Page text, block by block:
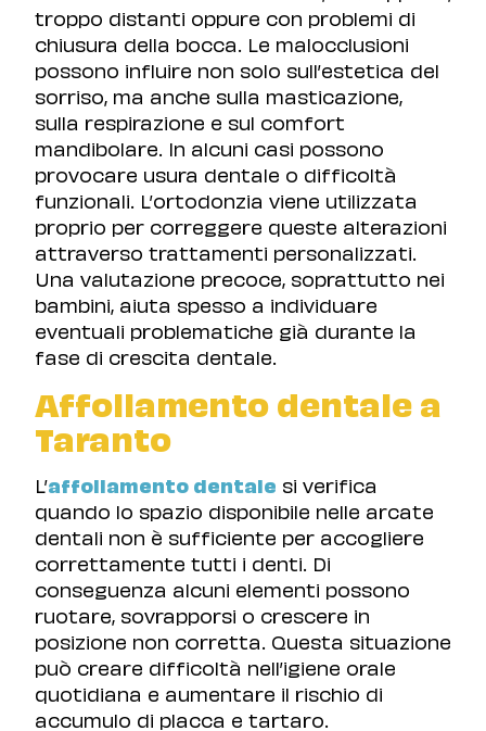
troppo distanti oppure con problemi di
chiusura della bocca. Le malocclusioni
possono influire non solo sull’estetica del
sorriso, ma anche sulla masticazione,
sulla respirazione e sul comfort
mandibolare. In alcuni casi possono
provocare usura dentale o difficoltà
funzionali. L’ortodonzia viene utilizzata
proprio per correggere queste alterazioni
attraverso trattamenti personalizzati.
Una valutazione precoce, soprattutto nei
bambini, aiuta spesso a individuare
eventuali problematiche già durante la
fase di crescita dentale.
Affollamento dentale a
Taranto
L’affollamento dentale si verifica
quando lo spazio disponibile nelle arcate
dentali non è sufficiente per accogliere
correttamente tutti i denti. Di
conseguenza alcuni elementi possono
ruotare, sovrapporsi o crescere in
posizione non corretta. Questa situazione
può creare difficoltà nell’igiene orale
quotidiana e aumentare il rischio di
accumulo di placca e tartaro.